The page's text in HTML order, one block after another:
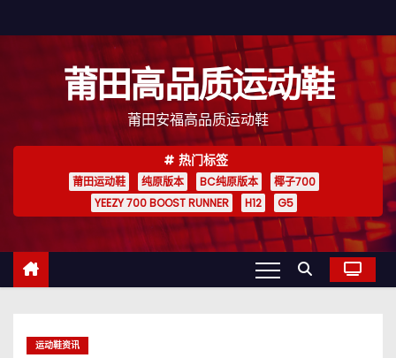
至
莆田高品质运动鞋
莆田安福高品质运动鞋
热门标签
莆田运动鞋 纯原版本 BC纯原版本
椰子700
YEEZY 700 BOOST RUNNER
H12 G5
运动鞋资讯